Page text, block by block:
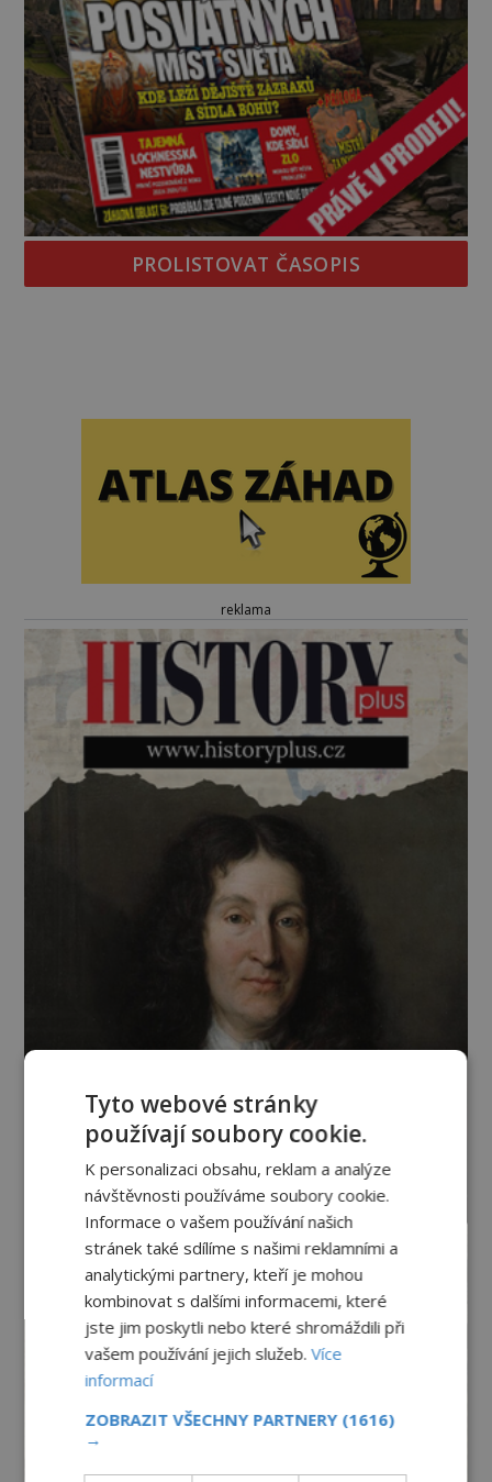
PROLISTOVAT ČASOPIS
reklama
Tyto webové stránky
používají soubory cookie.
K personalizaci obsahu, reklam a analýze
návštěvnosti používáme soubory cookie.
Informace o vašem používání našich
stránek také sdílíme s našimi reklamními a
analytickými partnery, kteří je mohou
kombinovat s dalšími informacemi, které
jste jim poskytli nebo které shromáždili při
vašem používání jejich služeb.Více
informací
ZOBRAZIT VŠECHNY PARTNERY (1616)
→